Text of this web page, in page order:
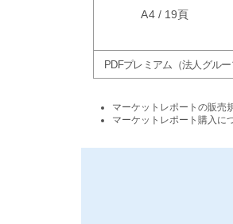
A4 / 19頁
PDFプレミアム（法人グル
マーケットレポートの販売
マーケットレポート購入に